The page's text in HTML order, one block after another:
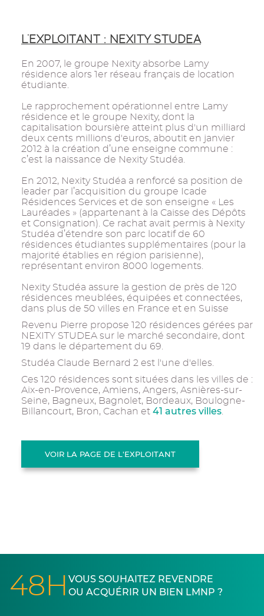
L'EXPLOITANT : NEXITY STUDEA
En 2007, le groupe Nexity absorbe Lamy
résidence alors 1er réseau français de location
étudiante.
Le rapprochement opérationnel entre Lamy
résidence et le groupe Nexity, dont la
capitalisation boursière atteint plus d'un milliard
deux cents millions d'euros, aboutit en janvier
2012 à la création d’une enseigne commune :
c’est la naissance de Nexity Studéa.
En 2012, Nexity Studéa a renforcé sa position de
leader par l’acquisition du groupe Icade
Résidences Services et de son enseigne « Les
Lauréades » (appartenant à la Caisse des Dépôts
et Consignation). Ce rachat avait permis à Nexity
Studéa d’étendre son parc locatif de 60
résidences étudiantes supplémentaires (pour la
majorité établies en région parisienne),
représentant environ 8000 logements.
Nexity Studéa assure la gestion de près de 120
résidences meublées, équipées et connectées,
dans plus de 50 villes en France et en Suisse
Revenu Pierre propose 120 résidences gérées par
NEXITY STUDEA sur le marché secondaire, dont
19 dans le département du 69.
Studéa Claude Bernard 2 est l'une d'elles.
Ces 120 résidences sont situées dans les villes de :
Aix-en-Provence, Amiens, Angers, Asnières-sur-
Seine, Bagneux, Bagnolet, Bordeaux, Boulogne-
Billancourt, Bron, Cachan et 41 autres villes
VOIR LA PAGE DE L'EXPLOITANT
48H VOUS SOUHAITEZ REVENDRE
OU ACQUÉRIR UN BIEN LMNP ?